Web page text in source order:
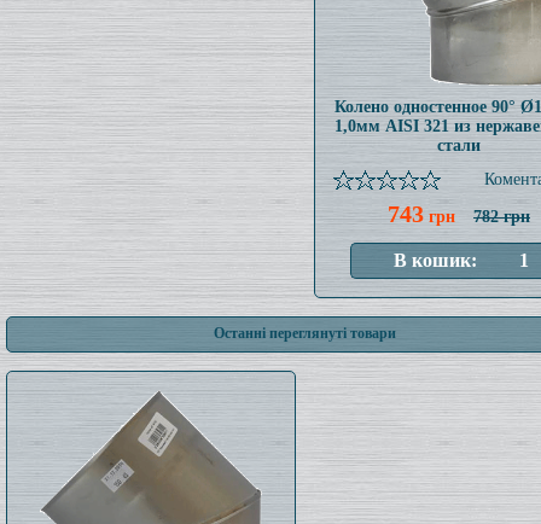
Колено одностенное 90°
1,0мм AISI 321 из
стали
743 грн 782 грн
Останні переглянуті товари